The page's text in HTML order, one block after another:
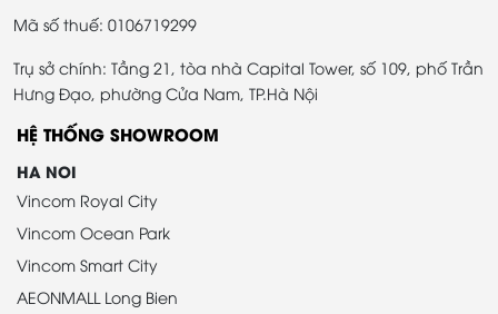
Mã số thuế: 0106719299
Trụ sở chính: Tầng 21, tòa nhà Capital Tower, số 109, phố Trần
Hưng Đạo, phường Cửa Nam, TP.Hà Nội
HỆ THỐNG SHOWROOM
HA NOI
Vincom Royal City
Vincom Ocean Park
Vincom Smart City
AEONMALL Long Bien